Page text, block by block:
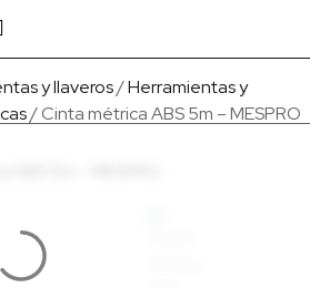
y llaveros/Herramientas y
/ Cinta métrica ABS 5m – MESPRO